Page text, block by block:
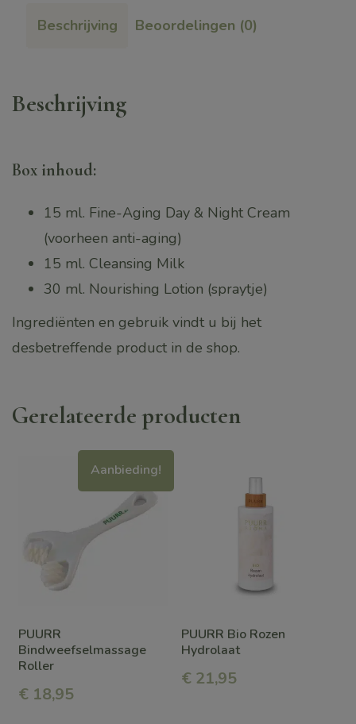
Beschrijving Beoordelingen (0)
Beschrijving
box inhoud:
15 ml. Fine-Aging Day & Night Cream
(voorheen anti-aging)
15 ml. Cleansing Milk
30 ml. Nourishing Lotion (spraytje)
Ingrediënten en gebruik vindt u bij het
desbetreffende product in de shop.
Gerelateerde producten
Aanbieding!
PUURR
Bindweefselmassage
Roller
€ 18,95
PUURR Bio Rozen
Hydrolaat
€ 21,95
kan
gekozen